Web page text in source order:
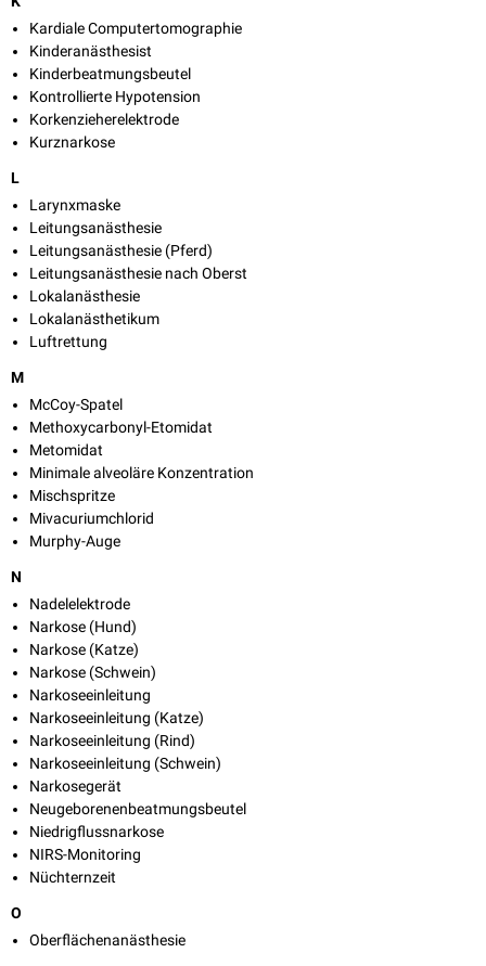
Kardiale Computertomographie
Kinderanästhesist
Kinderbeatmungsbeutel
Kontrollierte Hypotension
Korkenzieherelektrode
Kurznarkose
L
Larynxmaske
Leitungsanästhesie
Leitungsanästhesie (Pferd)
Leitungsanästhesie nach Oberst
Lokalanästhesie
Lokalanästhetikum
Luftrettung
M
McCoy-Spatel
Methoxycarbonyl-Etomidat
Metomidat
Minimale alveoläre Konzentration
Mischspritze
Mivacuriumchlorid
Murphy-Auge
N
Nadelelektrode
Narkose (Hund)
Narkose (Katze)
Narkose (Schwein)
Narkoseeinleitung
Narkoseeinleitung (Katze)
Narkoseeinleitung (Rind)
Narkoseeinleitung (Schwein)
Narkosegerät
Neugeborenenbeatmungsbeutel
Niedrigflussnarkose
NIRS-Monitoring
Nüchternzeit
O
Oberflächenanästhesie